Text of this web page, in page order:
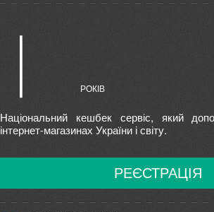
Національний кешбек сервіс, який
інтернет-магазинах України і світу.
РЕЄСТРАЦІЯ